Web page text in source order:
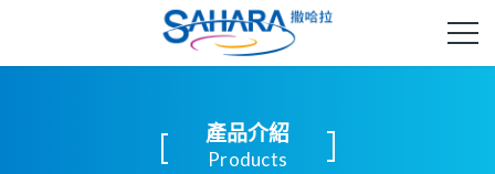
產品介紹
Products